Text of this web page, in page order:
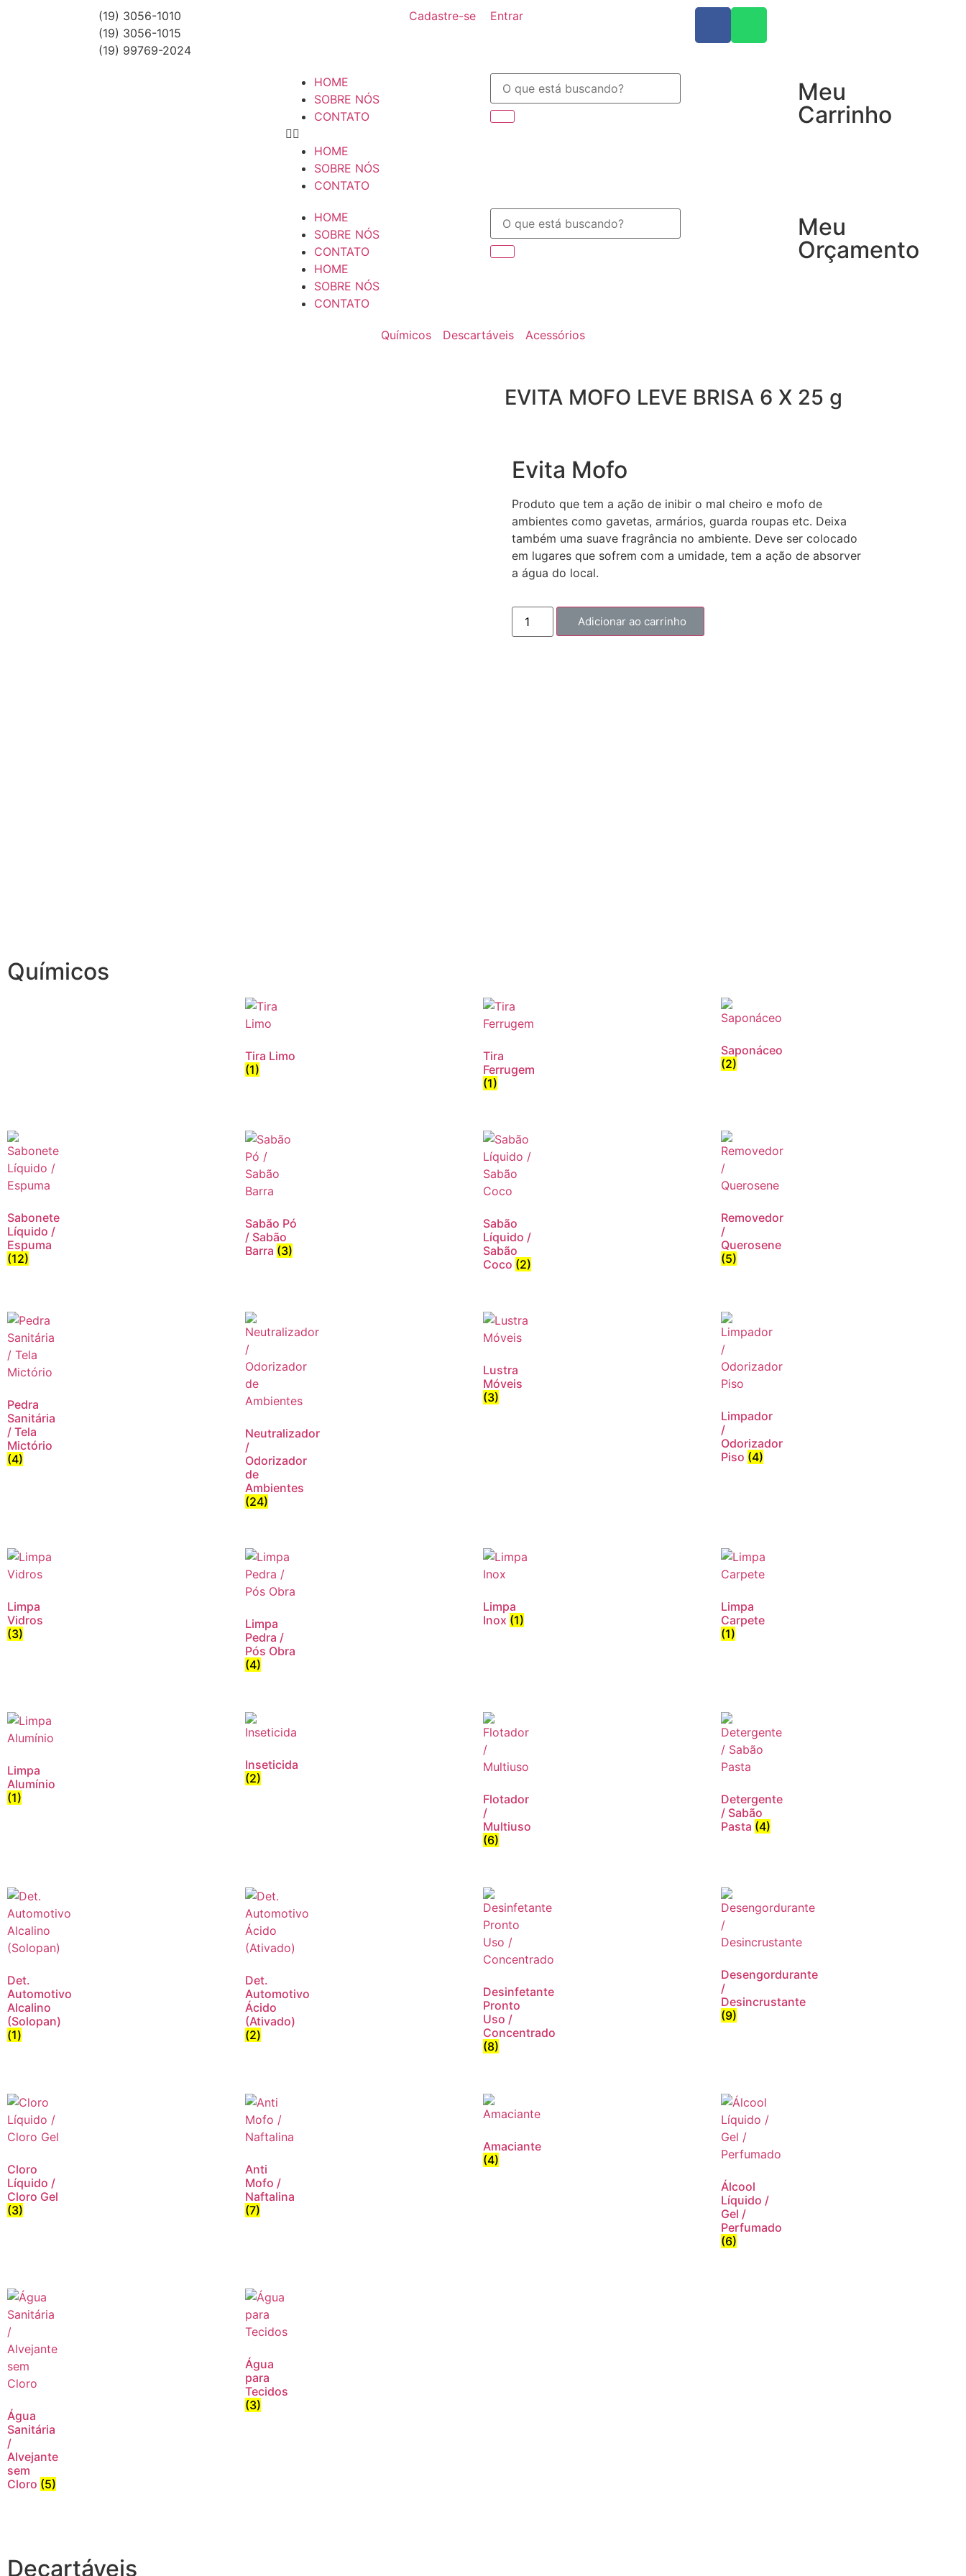
(19) 3056-1010
(19) 3056-1015
(19) 99769-2024
Cadastre-se Entrar
HOME
SOBRE NÓS
CONTATO
HOME
SOBRE NÓS
CONTATO
Meu
Carrinho
HOME
SOBRE NÓS
CONTATO
HOME
SOBRE NÓS
CONTATO
Meu
Orçamento
Químicos Descartáveis Acessórios
EVITA MOFO LEVE BRISA 6 X 25 g
Evita Mofo
Produto que tem a ação de inibir o mal cheiro e mofo de
ambientes como gavetas, armários, guarda roupas etc. Deixa
também uma suave fragrância no ambiente. Deve ser colocado
em lugares que sofrem com a umidade, tem a ação de absorver
a água do local.
Adicionar ao carrinho
Químicos
Tira Limo
(1)
Tira
Ferrugem
(1)
Saponáceo
(2)
Sabonete
Líquido /
Espuma
(12)
Sabão Pó
/ Sabão
Barra (3)
Sabão
Líquido /
Sabão
Coco (2)
Removedor
/
Querosene
(5)
Pedra
Sanitária
/ Tela
Mictório
(4)
Neutralizador
/
Odorizador
de
Ambientes
(24)
Lustra
Móveis
(3)
Limpador
/
Odorizador
Piso (4)
Limpa
Vidros
(3)
Limpa
Pedra /
Pós Obra
(4)
Limpa
Inox (1)
Limpa
Carpete
(1)
Limpa
Alumínio
(1)
Inseticida
(2)
Flotador
/
Multiuso
(6)
Detergente
/ Sabão
Pasta (4)
Det.
Automotivo
Alcalino
(Solopan)
(1)
Det.
Automotivo
Ácido
(Ativado)
(2)
Desinfetante
Pronto
Uso /
Concentrado
(8)
Desengordurante
/
Desincrustante
(9)
Cloro
Líquido /
Cloro Gel
(3)
Anti
Mofo /
Naftalina
(7)
Amaciante
(4)
Álcool
Líquido /
Gel /
Perfumado
(6)
Água
Sanitária
/
Alvejante
sem
Cloro (5)
Água
para
Tecidos
(3)
Decartáveis